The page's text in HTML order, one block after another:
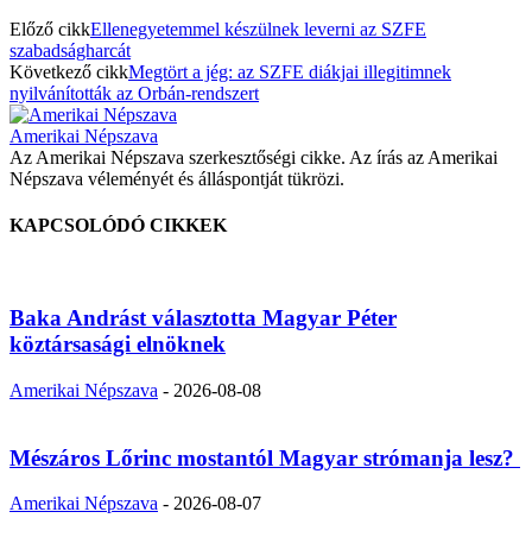
Előző cikkEllenegyetemmel készülnek leverni az SZFE
szabadságharcát
Következő cikkMegtört a jég: az SZFE diákjai illegitimnek
nyilvánították az Orbán-rendszert
Amerikai Népszava
Az Amerikai Népszava szerkesztőségi cikke. Az írás az Amerikai
Népszava véleményét és álláspontját tükrözi.
KAPCSOLÓDÓ CIKKEK
Baka Andrást választotta Magyar Péter
köztársasági elnöknek
Amerikai Népszava - 2026-08-08
Mészáros Lőrinc mostantól Magyar strómanja lesz?
Amerikai Népszava - 2026-08-07